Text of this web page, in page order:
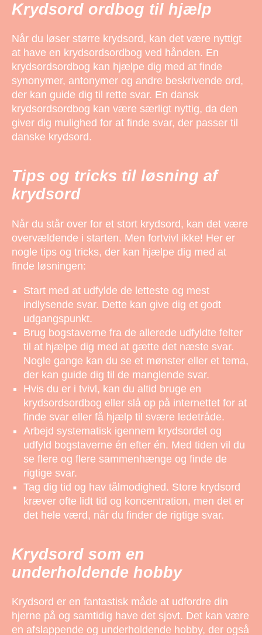
Krydsord ordbog til hjælp
Når du løser større krydsord, kan det være nyttigt
at have en krydsordsordbog ved hånden. En
krydsordsordbog kan hjælpe dig med at finde
synonymer, antonymer og andre beskrivende ord,
der kan guide dig til rette svar. En dansk
krydsordsordbog kan være særligt nyttig, da den
giver dig mulighed for at finde svar, der passer til
danske krydsord.
Tips og tricks til løsning af
krydsord
Når du står over for et stort krydsord, kan det være
overvældende i starten. Men fortvivl ikke! Her er
nogle tips og tricks, der kan hjælpe dig med at
finde løsningen:
Start med at udfylde de letteste og mest
indlysende svar. Dette kan give dig et godt
udgangspunkt.
Brug bogstaverne fra de allerede udfyldte felter
til at hjælpe dig med at gætte det næste svar.
Nogle gange kan du se et mønster eller et tema,
der kan guide dig til de manglende svar.
Hvis du er i tvivl, kan du altid bruge en
krydsordsordbog eller slå op på internettet for at
finde svar eller få hjælp til svære ledetråde.
Arbejd systematisk igennem krydsordet og
udfyld bogstaverne én efter én. Med tiden vil du
se flere og flere sammenhænge og finde de
rigtige svar.
Tag dig tid og hav tålmodighed. Store krydsord
kræver ofte lidt tid og koncentration, men det er
det hele værd, når du finder de rigtige svar.
Krydsord som en
underholdende hobby
Krydsord er en fantastisk måde at udfordre din
hjerne på og samtidig have det sjovt. Det kan være
en afslappende og underholdende hobby, der også